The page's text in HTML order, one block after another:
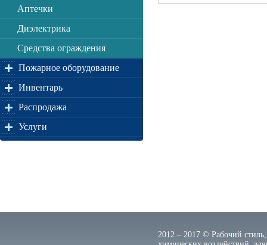
Аптечки
Диэлектрика
Средства ограждения
Пожарное оборудование
Инвентарь
Распродажа
Услуги
2012 – 2017 © Рабочий